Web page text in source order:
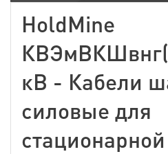
HoldMine
кВ - Кабели
силовые для